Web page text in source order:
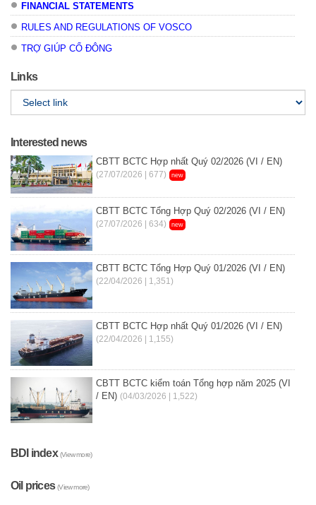
FINANCIAL STATEMENTS
RULES AND REGULATIONS OF VOSCO
TRỢ GIÚP CỔ ĐÔNG
Links
Interested news
CBTT BCTC Hợp nhất Quý 02/2026 (VI / EN)
(27/07/2026 | 677) new
CBTT BCTC Tổng Hợp Quý 02/2026 (VI / EN)
(27/07/2026 | 634) new
CBTT BCTC Tổng Hợp Quý 01/2026 (VI / EN)
(22/04/2026 | 1,351)
CBTT BCTC Hợp nhất Quý 01/2026 (VI / EN)
(22/04/2026 | 1,155)
CBTT BCTC kiểm toán Tổng hợp năm 2025 (VI
/ EN) (04/03/2026 | 1,522)
BDI index(View more)
Oil prices(View more)